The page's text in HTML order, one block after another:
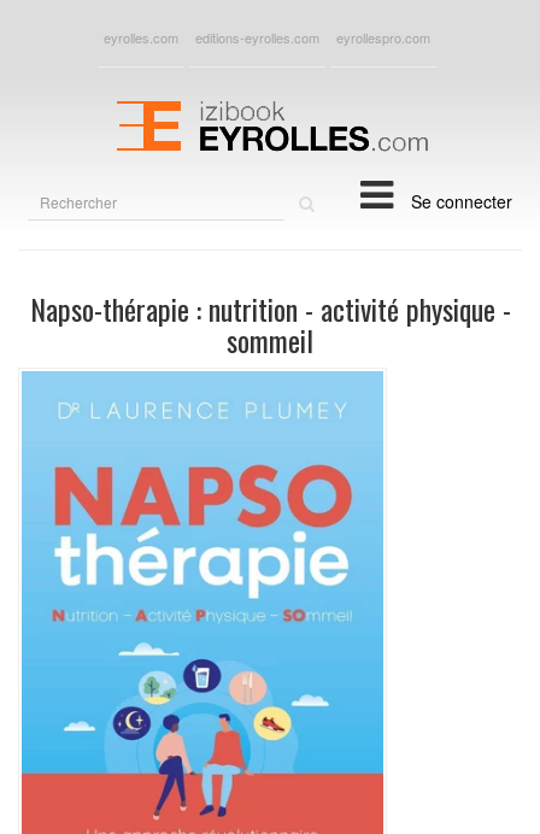
eyrolles.com editions-eyrolles.com eyrollespro.com
Se connecter
Napso-thérapie : nutrition - activité physique -
sommeil